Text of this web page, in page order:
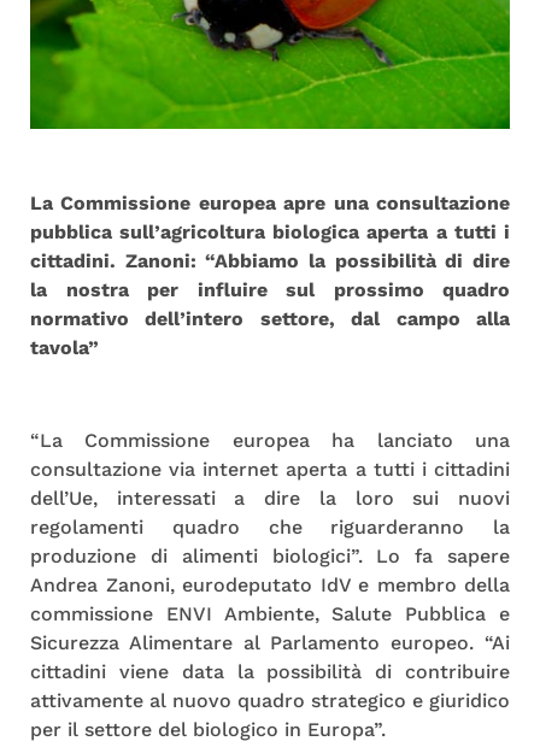
La Commissione europea apre una consultazione
pubblica sull’agricoltura biologica aperta a tutti i
cittadini. Zanoni: “Abbiamo la possibilità di dire
la nostra per influire sul prossimo quadro
normativo dell’intero settore, dal campo alla
tavola”
“La Commissione europea ha lanciato una
consultazione via internet aperta a tutti i cittadini
dell’Ue, interessati a dire la loro sui nuovi
regolamenti quadro che riguarderanno la
produzione di alimenti biologici”. Lo fa sapere
Andrea Zanoni, eurodeputato IdV e membro della
commissione ENVI Ambiente, Salute Pubblica e
Sicurezza Alimentare al Parlamento europeo. “Ai
cittadini viene data la possibilità di contribuire
attivamente al nuovo quadro strategico e giuridico
per il settore del biologico in Europa”.